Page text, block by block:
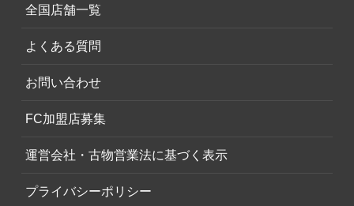
全国店舗一覧
よくある質問
お問い合わせ
FC加盟店募集
運営会社・古物営業法に基づく表示
プライバシーポリシー